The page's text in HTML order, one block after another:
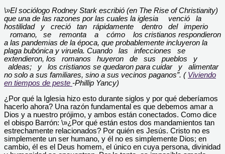
\»El sociólogo Rodney Stark escribió (en The Rise of Christianity)
que una de las razones por las cuales la iglesia venció la
hostilidad y creció tan rápidamente dentro del imperio
romano, se remonta a cómo los cristianos respondieron
a las pandemias de la época, que probablemente incluyeron la
plaga bubónica y viruela. Cuando las infecciones se
extendieron, los romanos huyeron de sus pueblos y
aldeas; y los cristianos se quedaron para cuidar y alimentar
no solo a sus familiares, sino a sus vecinos paganos”. ( Viviendo
en tiempos de peste ​-Phillip Yancy)
¿Por qué la Iglesia hizo esto durante siglos y por qué deberíamos
hacerlo ahora? Una razón fundamental es que debemos amar a
Dios y a nuestro prójimo, y ambos están conectados. Como dice
el obispo Barrón: \»¿Por qué están estos dos mandamientos tan
estrechamente relacionados? Por quién es Jesús. Cristo no es
simplemente un ser humano, y él no es simplemente Dios; en
cambio, él es el Deus homem, el único en cuya persona, divinidad